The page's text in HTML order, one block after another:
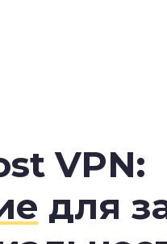
VPN:
для